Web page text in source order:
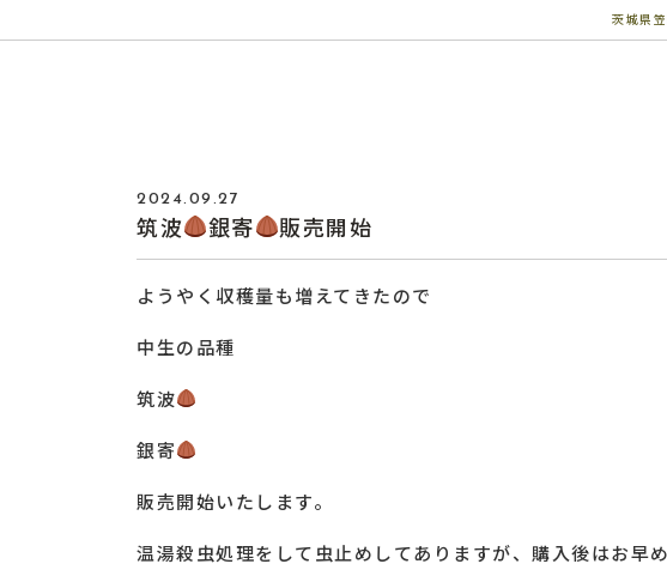
茨城県
2024.09.27
筑波 銀寄 販売開始
ようやく収穫量も増えてきたので
中生の品種
筑波
銀寄
販売開始いたします。
温湯殺虫処理をして虫止めしてありますが、購入後はお早